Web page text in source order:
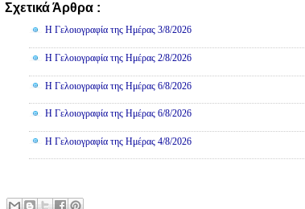
Σχετικά Άρθρα :
Η Γελοιογραφία της Ημέρας 3/8/2026
Η Γελοιογραφία της Ημέρας 2/8/2026
Η Γελοιογραφία της Ημέρας 6/8/2026
Η Γελοιογραφία της Ημέρας 6/8/2026
Η Γελοιογραφία της Ημέρας 4/8/2026